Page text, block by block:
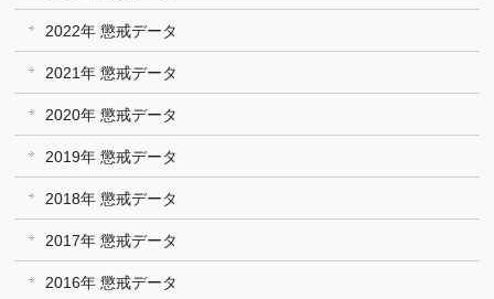
2022年 懲戒データ
2021年 懲戒データ
2020年 懲戒データ
2019年 懲戒データ
2018年 懲戒データ
2017年 懲戒データ
2016年 懲戒データ